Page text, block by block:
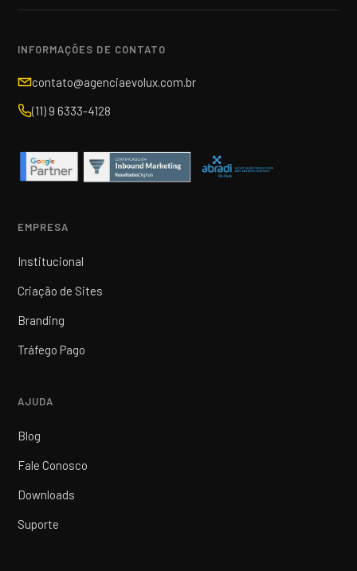
INFORMAÇÕES DE CONTATO
contato@agenciaevolux.com.br
(11) 9 6333-4128
EMPRESA
Institucional
Criação de Sites
Branding
Tráfego Pago
AJUDA
Blog
Fale Conosco
Downloads
Suporte